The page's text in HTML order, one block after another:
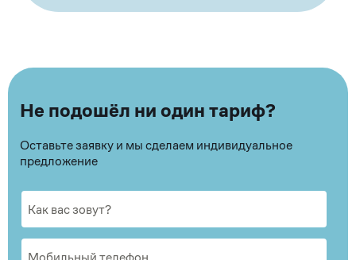
Не подошёл ни один тариф?
Оставьте заявку и мы сделаем индивидуальное
предложение